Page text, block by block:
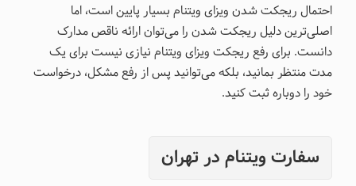
احتمال ریجکت شدن ویزای ویتنام بسیار پایین است، اما
اصلی‌ترین دلیل ریجکت شدن را می‌توان ارائه ناقص مدارک
دانست. برای رفع ریجکت ویزای ویتنام نیازی نیست برای یک
مدت منتظر بمانید، بلکه می‌توانید پس از رفع مشکل، درخواست
خود را دوباره ثبت کنید.
سفارت ویتنام در تهران